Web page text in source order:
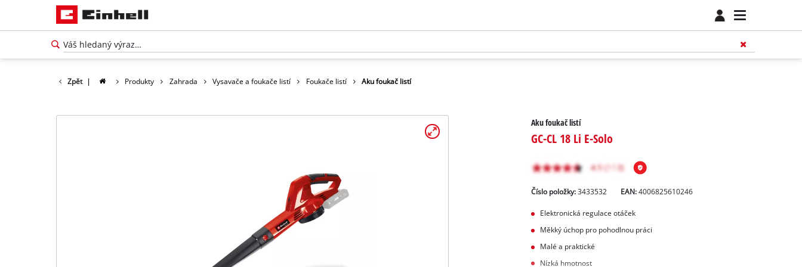
Zpět | Produkty Zahrada Vysavače a foukače listí Foukače listí Aku foukač listí
Aku foukač listí
GC-CL 18 Li E-Solo
Číslo položky: 3433532 EAN:4006825610246
Elektronická regulace otáček
Měkký úchop pro pohodlnou práci
Malé a praktické
Nízká hmotnost